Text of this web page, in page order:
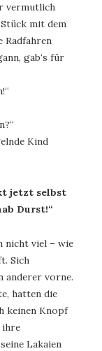
vermutlich
mit dem
Radfahren
gab‘s für
Kind
jetzt selbst
Durst!“
nicht viel – wie
Sich
anderer vorne.
hatten die
keinen Knopf
ihre
Lakaien